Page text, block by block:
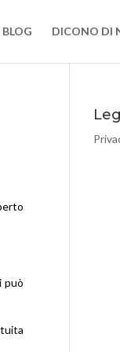
BLOG DICONO DI
può